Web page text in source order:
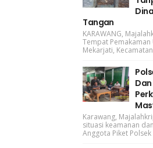
Tangan
KARAWANG,
Tempat Pemakaman
Mekarjati,
Karawang,
situasi keamanan
Anggota Piket